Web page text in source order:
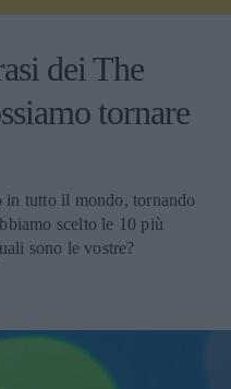
dei The
tornare
in tutto il mondo, tornando
scelto le 10 più
sono le vostre?